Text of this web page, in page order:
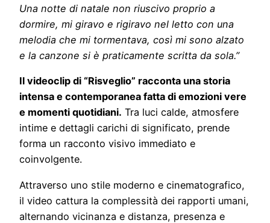
Una notte di natale non riuscivo proprio a
dormire, mi giravo e rigiravo nel letto con una
melodia che mi tormentava, così mi sono alzato
e la canzone si è praticamente scritta da sola.”
Il videoclip di “Risveglio” racconta una storia
intensa e contemporanea fatta di emozioni vere
e momenti quotidiani. Tra luci calde, atmosfere
intime e dettagli carichi di significato, prende
forma un racconto visivo immediato e
coinvolgente.
Attraverso uno stile moderno e cinematografico,
il video cattura la complessità dei rapporti umani,
alternando vicinanza e distanza, presenza e